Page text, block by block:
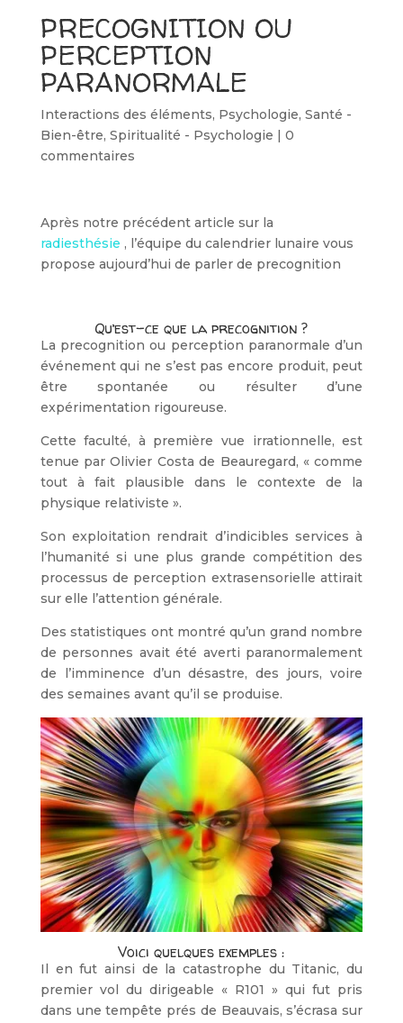
PRECOGNITION OU
PERCEPTION
PARANORMALE
Interactions des éléments, Psychologie, Santé -
Bien-être, Spiritualité - Psychologie | 0
commentaires
Après notre précédent article sur la
radiesthésie , l’équipe du calendrier lunaire vous
propose aujourd’hui de parler de precognition
Qu’est-ce que la precognition ?
La precognition ou perception paranormale d’un
événement qui ne s’est pas encore produit, peut
être spontanée ou résulter d’une
expérimentation rigoureuse.
Cette faculté, à première vue irrationnelle, est
tenue par Olivier Costa de Beauregard, « comme
tout à fait plausible dans le contexte de la
physique relativiste ».
Son exploitation rendrait d’indicibles services à
l’humanité si une plus grande compétition des
processus de perception extrasensorielle attirait
sur elle l’attention générale.
Des statistiques ont montré qu’un grand nombre
de personnes avait été averti paranormalement
de l’imminence d’un désastre, des jours, voire
des semaines avant qu’il se produise.
Voici quelques exemples :
Il en fut ainsi de la catastrophe du Titanic, du
premier vol du dirigeable « R101 » qui fut pris
dans une tempête prés de Beauvais, s’écrasa sur